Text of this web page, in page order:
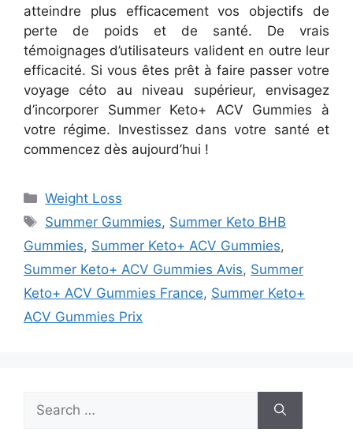
atteindre plus efficacement vos objectifs de
perte de poids et de santé. De vrais
témoignages d’utilisateurs valident en outre leur
efficacité. Si vous êtes prêt à faire passer votre
voyage céto au niveau supérieur, envisagez
d’incorporer Summer Keto+ ACV Gummies à
votre régime. Investissez dans votre santé et
commencez dès aujourd’hui !
Categories
Weight Loss
Tags
Summer Gummies, Summer Keto BHB
Gummies, Summer Keto+ ACV Gummies,
Summer Keto+ ACV Gummies Avis, Summer
Keto+ ACV Gummies France, Summer Keto+
ACV Gummies Prix
for: